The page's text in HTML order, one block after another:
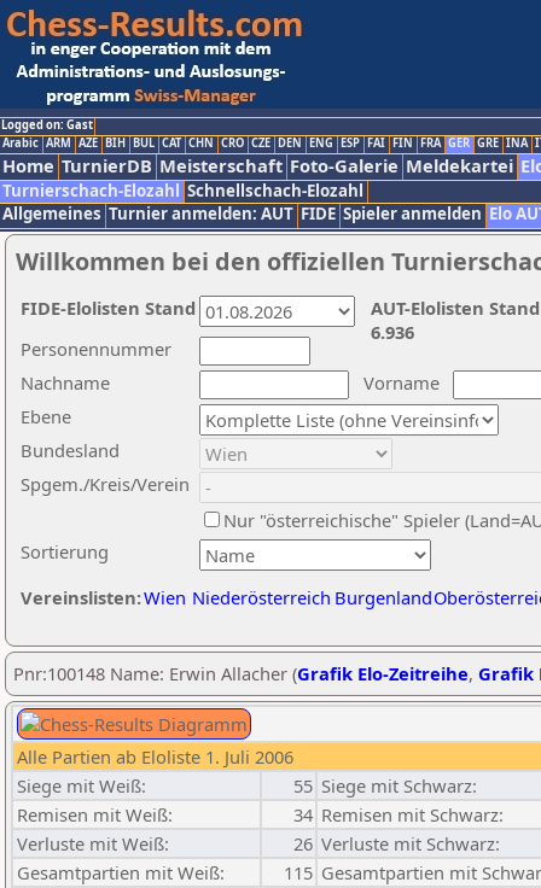
Logged on: Gast
Arabic ARM AZE BIH BUL CAT CHN CRO CZE DEN ENG ESP FAI FIN FRA GER GRE INA
Home TurnierDB Meisterschaft Foto-Galerie Meldekartei
Turnierschach-Elozahl Schnellschach-Elozahl
Allgemeines Turnier anmelden: AUT FIDE Spieler anmelden Elo
Willkommen bei den offiziellen
Nachname
Vorname
Ebene
Sortierung
Personennummer
Bundesland
Spgem./Kreis/Verein
Nur "österreichische" Spieler
Vereinslisten:Wien Niederösterreich Burgenland
AUT-Elolisten
6.936
FIDE-Elolisten Stand
Pnr:100148 Name: Erwin Allacher (Grafik Elo-Zeitreihe, Grafik
Alle Partien ab Eloliste 1. Juli 2006
Siege mit Weiß:
55 Siege mit Schwarz:
Remisen mit Weiß:
34 Remisen mit Schwarz:
Verluste mit Weiß:
26 Verluste mit Schwarz:
Gesamtpartien mit Weiß:
115 Gesamtpartien mit